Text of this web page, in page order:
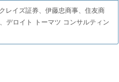
レイズ証券、伊藤忠商事、住友商
デロイト トーマツ コンサルティン